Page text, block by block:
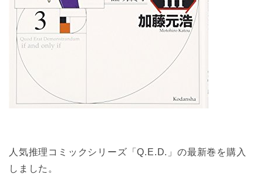
人気推理コミックシリーズ「Q.E.D.」の最新巻を購入
しました。